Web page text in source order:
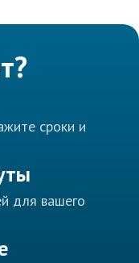
сроки и
для вашего